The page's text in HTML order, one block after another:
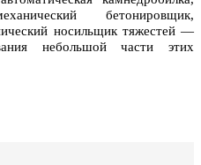
бетонировщик,
носильщик тяжестей —
небольшой части этих